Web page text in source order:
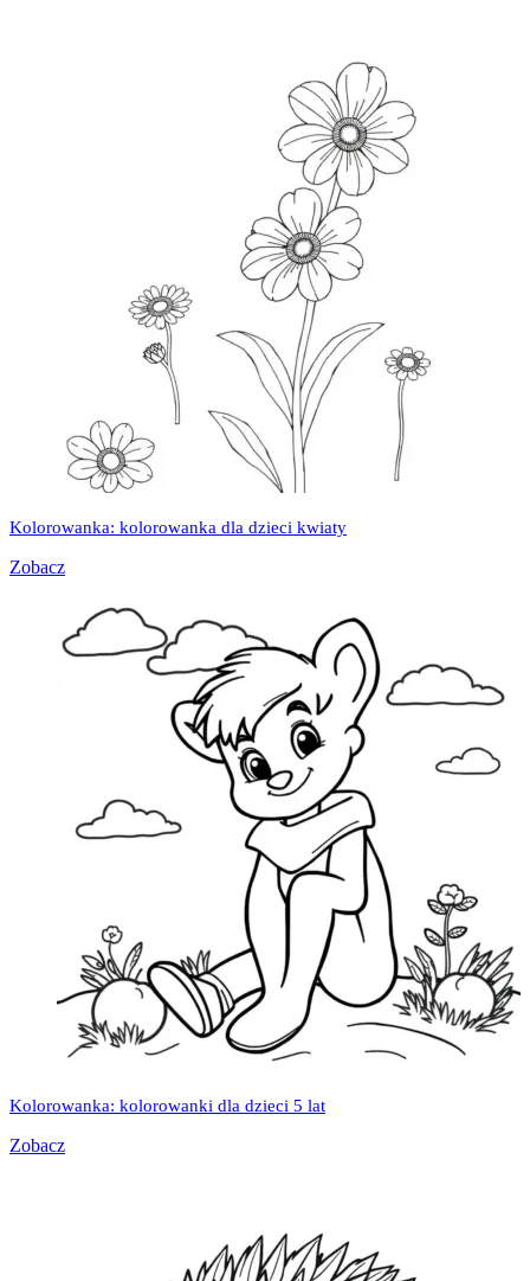
Kolorowanka: kolorowanka dla dzieci kwiaty
Zobacz
Kolorowanka: kolorowanki dla dzieci 5 lat
Zobacz